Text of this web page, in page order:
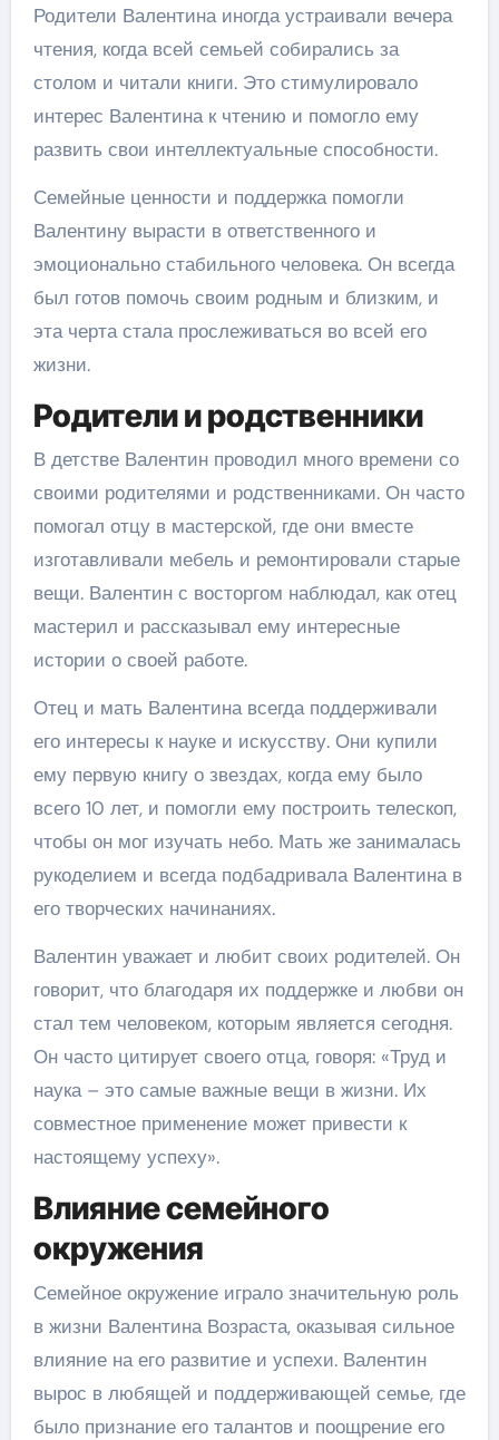
Родители Валентина иногда устраивали вечера
чтения, когда всей семьей собирались за
столом и читали книги. Это стимулировало
интерес Валентина к чтению и помогло ему
развить свои интеллектуальные способности.
Семейные ценности и поддержка помогли
Валентину вырасти в ответственного и
эмоционально стабильного человека. Он всегда
был готов помочь своим родным и близким, и
эта черта стала прослеживаться во всей его
жизни.
Родители и родственники
В детстве Валентин проводил много времени со
своими родителями и родственниками. Он часто
помогал отцу в мастерской, где они вместе
изготавливали мебель и ремонтировали старые
вещи. Валентин с восторгом наблюдал, как отец
мастерил и рассказывал ему интересные
истории о своей работе.
Отец и мать Валентина всегда поддерживали
его интересы к науке и искусству. Они купили
ему первую книгу о звездах, когда ему было
всего 10 лет, и помогли ему построить телескоп,
чтобы он мог изучать небо. Мать же занималась
рукоделием и всегда подбадривала Валентина в
его творческих начинаниях.
Валентин уважает и любит своих родителей. Он
говорит, что благодаря их поддержке и любви он
стал тем человеком, которым является сегодня.
Он часто цитирует своего отца, говоря: «Труд и
наука – это самые важные вещи в жизни. Их
совместное применение может привести к
настоящему успеху».
Влияние семейного
окружения
Семейное окружение играло значительную роль
в жизни Валентина Возраста, оказывая сильное
влияние на его развитие и успехи. Валентин
вырос в любящей и поддерживающей семье, где
было признание его талантов и поощрение его